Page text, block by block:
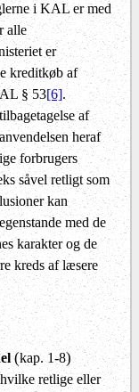
i KAL er med
alle
er
kreditkøb af
§ 53[6].
af
heraf
forbrugers
såvel retligt som
kan
med de
karakter og de
kreds af læsere
(kap. 1-8)
retlige eller